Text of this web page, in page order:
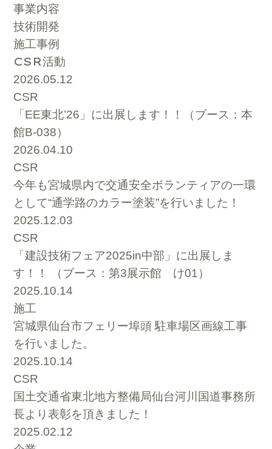
事業内容
技術開発
施工事例
CSR活動
2026.05.12
CSR
「EE東北’26」に出展します！！（ブース：本
館B-038）
2026.04.10
CSR
今年も宮城県内で交通安全ボランティアの一環
として“通学路のカラー塗装”を行いました！
2025.12.03
CSR
「建設技術フェア2025in中部」に出展しま
す！！ （ブース：第3展示館 け01）
2025.10.14
施工
宮城県仙台市フェリー埠頭 駐車場区画線工事
を行いました。
2025.10.14
CSR
国土交通省東北地方整備局仙台河川国道事務所
長より表彰を頂きました！
2025.02.12